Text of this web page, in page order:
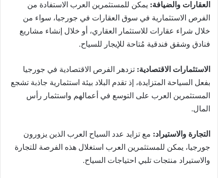
العقارات والضيافة: يمكن للمستثمرين العرب الاستفادة من
الفرص الاستثمارية في سوق العقارات في جورجيا، سواء من
خلال شراء عقارات للاستثمار العقاري، أو خلال إنشاء مشاريع
فنادق وشقق فندقية مُتاحة للإيجار للسياح.
الاستثمارات الاقتصادية: تزدهر الفرص الاقتصادية في جورجيا
بفعل السياحة المتزايدة، إذ تقدم البلاد بيئة استثمارية جاذبة تشجع
المستثمرين العرب على التوسع في أعمالهم واستثمار رأس
المال.
التجارة والاستيراد: مع تزايد عدد السياح العرب الذين يزورون
جورجيا، يمكن للمستثمرين العرب استغلال هذه الفرصة للتجارة
والاستيراد منتجات تلبي احتياجات السياح.